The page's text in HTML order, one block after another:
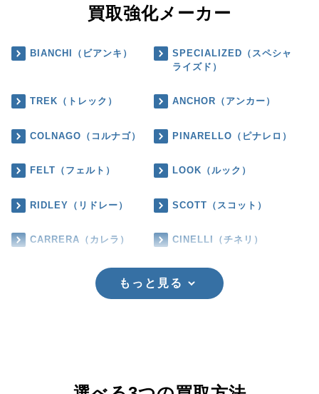
買取強化メーカー
BIANCHI（ビアンキ）
SPECIALIZED（スペシャ
ライズド）
TREK（トレック） ANCHOR（アンカー）
COLNAGO（コルナゴ） PINARELLO（ピナレロ）
FELT（フェルト） LOOK（ルック）
RIDLEY（リドレー） SCOTT（スコット）
CARRERA（カレラ） CINELLI（チネリ）
もっと見る